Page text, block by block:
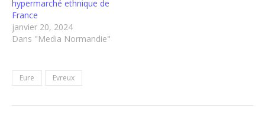
hypermarché ethnique de
France
janvier 20, 2024
Dans "Media Normandie"
Eure Evreux